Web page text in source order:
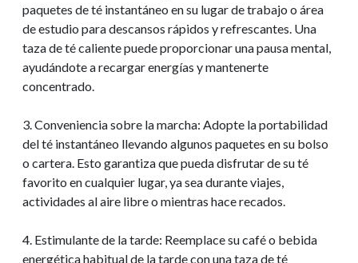
paquetes de té instantáneo en su lugar de trabajo o área
de estudio para descansos rápidos y refrescantes. Una
taza de té caliente puede proporcionar una pausa mental,
ayudándote a recargar energías y mantenerte
concentrado.
3. Conveniencia sobre la marcha: Adopte la portabilidad
del té instantáneo llevando algunos paquetes en su bolso
o cartera. Esto garantiza que pueda disfrutar de su té
favorito en cualquier lugar, ya sea durante viajes,
actividades al aire libre o mientras hace recados.
4. Estimulante de la tarde: Reemplace su café o bebida
energética habitual de la tarde con una taza de té